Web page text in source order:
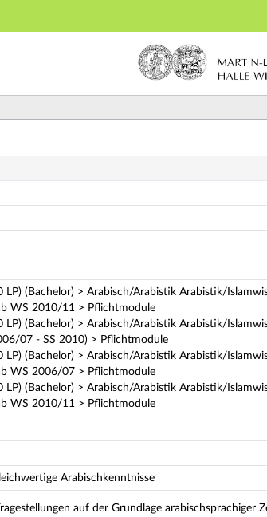
(Bachelor) > Arabisch/Arabistik Arabistik/
WS 2010/11 > Pflichtmodule
(Bachelor) > Arabisch/Arabistik Arabistik/
07 - SS 2010) > Pflichtmodule
(Bachelor) > Arabisch/Arabistik Arabistik/
WS 2006/07 > Pflichtmodule
(Bachelor) > Arabisch/Arabistik Arabistik/
WS 2010/11 > Pflichtmodule
Arabischkenntnisse
auf der Grundlage arabischsprachiger